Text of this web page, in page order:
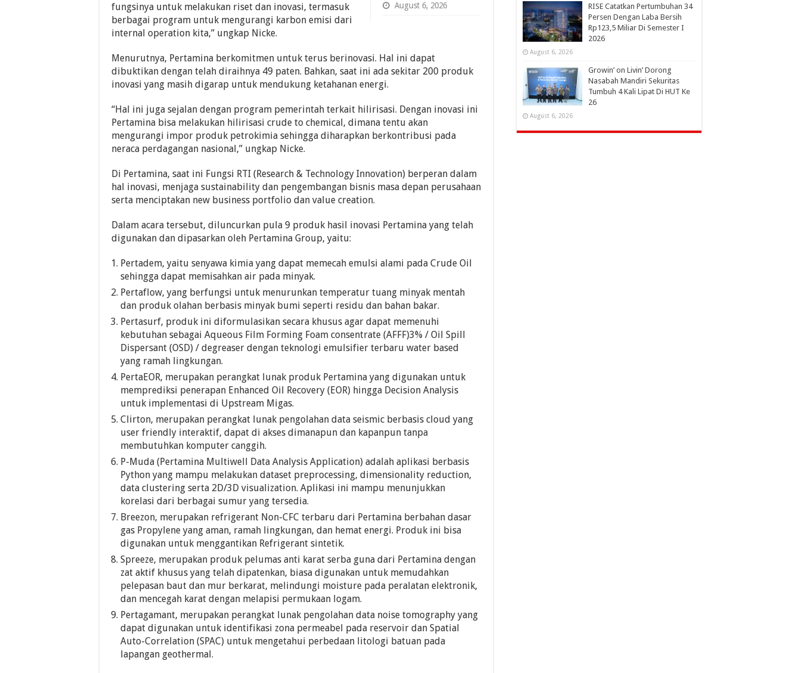
August 6, 2026
fungsinya untuk melakukan riset dan inovasi, termasuk
berbagai program untuk mengurangi karbon emisi dari
internal operation kita,” ungkap Nicke.
Menurutnya, Pertamina berkomitmen untuk terus berinovasi. Hal ini dapat
dibuktikan dengan telah diraihnya 49 paten. Bahkan, saat ini ada sekitar 200 produk
inovasi yang masih digarap untuk mendukung ketahanan energi.
“Hal ini juga sejalan dengan program pemerintah terkait hilirisasi. Dengan inovasi ini
Pertamina bisa melakukan hilirisasi crude to chemical, dimana tentu akan
mengurangi impor produk petrokimia sehingga diharapkan berkontribusi pada
neraca perdagangan nasional,” ungkap Nicke.
Di Pertamina, saat ini Fungsi RTI (Research & Technology Innovation) berperan dalam
hal inovasi, menjaga sustainability dan pengembangan bisnis masa depan perusahaan
serta menciptakan new business portfolio dan value creation.
Dalam acara tersebut, diluncurkan pula 9 produk hasil inovasi Pertamina yang telah
digunakan dan dipasarkan oleh Pertamina Group, yaitu:
Pertadem, yaitu senyawa kimia yang dapat memecah emulsi alami pada Crude Oil
sehingga dapat memisahkan air pada minyak.
Pertaflow, yang berfungsi untuk menurunkan temperatur tuang minyak mentah
dan produk olahan berbasis minyak bumi seperti residu dan bahan bakar.
Pertasurf, produk ini diformulasikan secara khusus agar dapat memenuhi
kebutuhan sebagai Aqueous Film Forming Foam consentrate (AFFF)3% / Oil Spill
Dispersant (OSD) / degreaser dengan teknologi emulsifier terbaru water based
yang ramah lingkungan.
PertaEOR, merupakan perangkat lunak produk Pertamina yang digunakan untuk
memprediksi penerapan Enhanced Oil Recovery (EOR) hingga Decision Analysis
untuk implementasi di Upstream Migas.
Clirton, merupakan perangkat lunak pengolahan data seismic berbasis cloud yang
user friendly interaktif, dapat di akses dimanapun dan kapanpun tanpa
membutuhkan komputer canggih.
P-Muda (Pertamina Multiwell Data Analysis Application) adalah aplikasi berbasis
Python yang mampu melakukan dataset preprocessing, dimensionality reduction,
data clustering serta 2D/3D visualization. Aplikasi ini mampu menunjukkan
korelasi dari berbagai sumur yang tersedia.
Breezon, merupakan refrigerant Non-CFC terbaru dari Pertamina berbahan dasar
gas Propylene yang aman, ramah lingkungan, dan hemat energi. Produk ini bisa
digunakan untuk menggantikan Refrigerant sintetik.
Spreeze, merupakan produk pelumas anti karat serba guna dari Pertamina dengan
zat aktif khusus yang telah dipatenkan, biasa digunakan untuk memudahkan
pelepasan baut dan mur berkarat, melindungi moisture pada peralatan elektronik,
dan mencegah karat dengan melapisi permukaan logam.
Pertagamant, merupakan perangkat lunak pengolahan data noise tomography yang
dapat digunakan untuk identifikasi zona permeabel pada reservoir dan Spatial
Auto-Correlation (SPAC) untuk mengetahui perbedaan litologi batuan pada
lapangan geothermal.
RISE Catatkan Pertumbuhan 34
Persen Dengan Laba Bersih
Rp123,5 Miliar Di Semester I
2026
August 6, 2026
Growin’ on Livin’ Dorong
Nasabah Mandiri Sekuritas
Tumbuh 4 Kali Lipat Di HUT Ke
26
August 6, 2026